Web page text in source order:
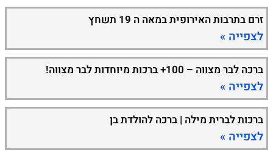
זרם בתרבות האירופית במאה ה 19 תשחץ
לצפייה »
ברכה לבר מצווה – 100+ ברכות מיוחדות לבר מצווה!
לצפייה »
ברכות לברית מילה | ברכה להולדת בן
לצפייה »